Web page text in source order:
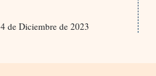
de Diciembre de 2023